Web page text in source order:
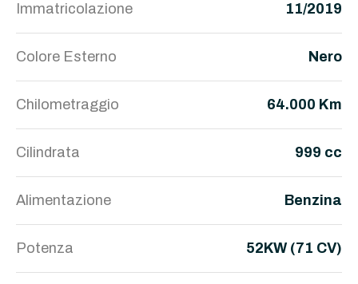
Immatricolazione 11/2019
Colore Esterno Nero
Chilometraggio 64.000 Km
Cilindrata 999 cc
Alimentazione Benzina
Potenza 52KW (71 CV)